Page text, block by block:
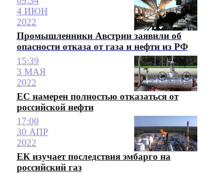
4 ИЮН
2022
Промышленники Австрии заявили об
опасности отказа от газа и нефти из РФ
15:39
3 МАЯ
2022
ЕС намерен полностью отказаться от
российской нефти
17:00
30 АПР
2022
ЕК изучает последствия эмбарго на
российский газ